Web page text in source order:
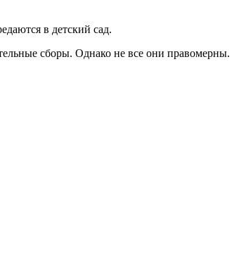
в детский сад.
сборы. Однако не все они правомерны.